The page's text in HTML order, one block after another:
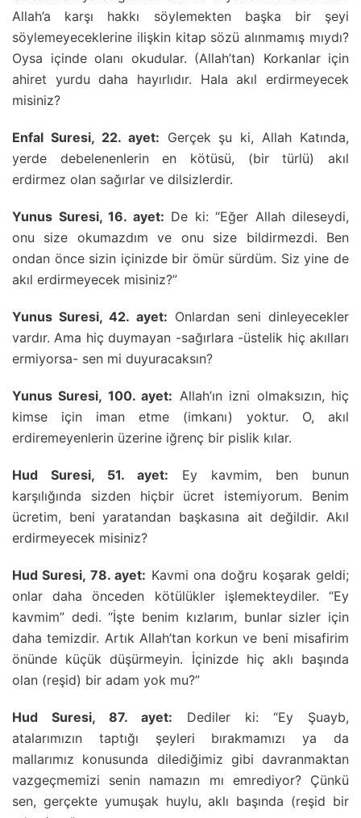
Allah’a karşı hakkı söylemekten başka bir şeyi
söylemeyeceklerine ilişkin kitap sözü alınmamış mıydı?
Oysa içinde olanı okudular. (Allah’tan) Korkanlar için
ahiret yurdu daha hayırlıdır. Hala akıl erdirmeyecek
misiniz?
Enfal Suresi, 22. ayet: Gerçek şu ki, Allah Katında,
yerde debelenenlerin en kötüsü, (bir türlü) akıl
erdirmez olan sağırlar ve dilsizlerdir.
Yunus Suresi, 16. ayet: De ki: “Eğer Allah dileseydi,
onu size okumazdım ve onu size bildirmezdi. Ben
ondan önce sizin içinizde bir ömür sürdüm. Siz yine de
akıl erdirmeyecek misiniz?”
Yunus Suresi, 42. ayet: Onlardan seni dinleyecekler
vardır. Ama hiç duymayan -sağırlara -üstelik hiç akılları
ermiyorsa- sen mi duyuracaksın?
Yunus Suresi, 100. ayet: Allah’ın izni olmaksızın, hiç
kimse için iman etme (imkanı) yoktur. O, akıl
erdiremeyenlerin üzerine iğrenç bir pislik kılar.
Hud Suresi, 51. ayet: Ey kavmim, ben bunun
karşılığında sizden hiçbir ücret istemiyorum. Benim
ücretim, beni yaratandan başkasına ait değildir. Akıl
erdirmeyecek misiniz?
Hud Suresi, 78. ayet: Kavmi ona doğru koşarak geldi;
onlar daha önceden kötülükler işlemekteydiler. “Ey
kavmim” dedi. “İşte benim kızlarım, bunlar sizler için
daha temizdir. Artık Allah’tan korkun ve beni misafirim
önünde küçük düşürmeyin. İçinizde hiç aklı başında
olan (reşid) bir adam yok mu?”
Hud Suresi, 87. ayet: Dediler ki: “Ey Şuayb,
atalarımızın taptığı şeyleri bırakmamızı ya da
mallarımız konusunda dilediğimiz gibi davranmaktan
vazgeçmemizi senin namazın mı emrediyor? Çünkü
sen, gerçekte yumuşak huylu, aklı başında (reşid bir